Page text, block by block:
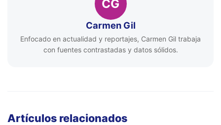
CG
Carmen Gil
Enfocado en actualidad y reportajes, Carmen Gil trabaja
con fuentes contrastadas y datos sólidos.
Artículos relacionados